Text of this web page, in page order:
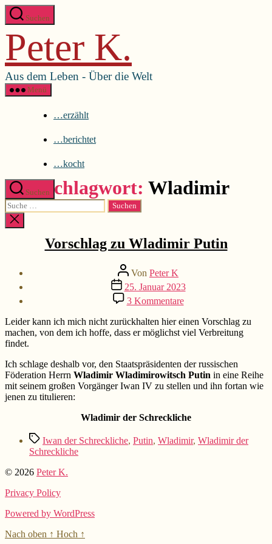
Direkt
zum
wechseln
Suchen
Peter K.
Aus dem Leben - Über die Welt
Menü
…erzählt
…berichtet
…kocht
Suchen
Suche
nach:
Suche
schließen
Menü schließen
…berichtet
…kocht
Schlagwort: Wladimir
Vorschlag zu Wladimir Putin
Beitragsautor
Von Peter K
Beitragsdatum
25. Januar 2023
3 Kommentarezu
Vorschlag
zu
Wladimir
Leider kann ich mich nicht zurückhalten hier einen Vorschlag zu
machen, von dem ich hoffe, dass er möglichst viel Verbreitung
findet.
Ich schlage deshalb vor, den Staatspräsidenten der russischen
Föderation Herrn Wladimir Wladimirowitsch Putin in eine Reihe
mit seinem großen Vorgänger Iwan IV zu stellen und ihn fortan wie
jenen zu titulieren:
Wladimir der Schreckliche
Schlagwörter
Iwan der Schreckliche, Putin, Wladimir, Wladimir der
Schreckliche
© 2026 Peter K.
Privacy Policy
Powered by WordPress
Nach oben ↑ Hoch ↑